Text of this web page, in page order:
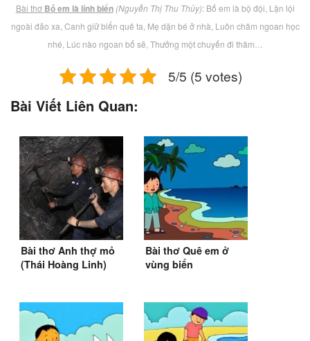
Bài thơ Bố em là lính biển (Nguyễn Thị Thu Thủy): Bố em là bộ đội, Lặn lội
ngoài đảo xa, Canh giữ biển quê ta, Mẹ dặn bé ở nhà, Luôn chăm ngoan học
nhé, Lúc nào ngoan bố sẽ, Thưởng một chuyến đi thăm…
5/5 (5 votes)
Bài Viết Liên Quan:
Bài thơ Anh thợ mỏ
(Thái Hoàng Linh)
Bài thơ Quê em ở
vùng biển